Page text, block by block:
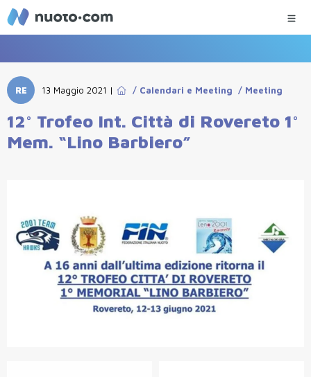
RE 13 Maggio 2021 | / Calendari e Meeting / Meeting
12° Trofeo Int. Città di Rovereto 1°
Mem. “Lino Barbiero”